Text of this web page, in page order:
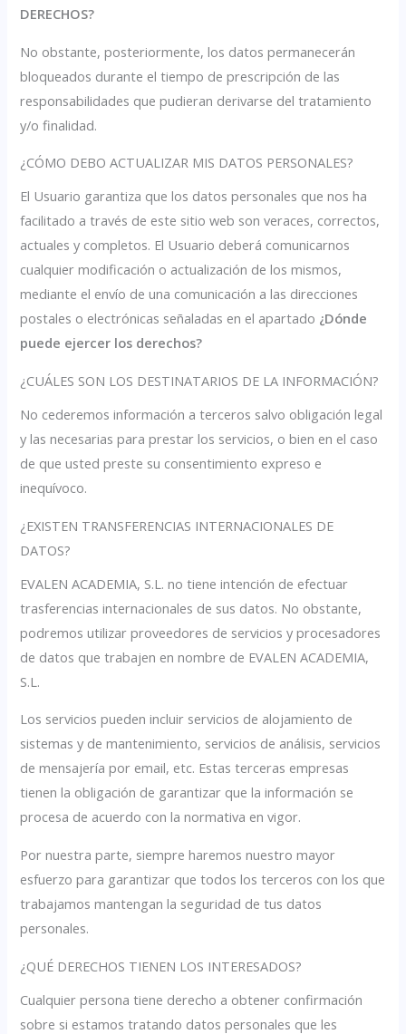
DERECHOS?
No obstante, posteriormente, los datos permanecerán
bloqueados durante el tiempo de prescripción de las
responsabilidades que pudieran derivarse del tratamiento
y/o finalidad.
¿CÓMO DEBO ACTUALIZAR MIS DATOS PERSONALES?
El Usuario garantiza que los datos personales que nos ha
facilitado a través de este sitio web son veraces, correctos,
actuales y completos. El Usuario deberá comunicarnos
cualquier modificación o actualización de los mismos,
mediante el envío de una comunicación a las direcciones
postales o electrónicas señaladas en el apartado ¿Dónde
puede ejercer los derechos?
¿CUÁLES SON LOS DESTINATARIOS DE LA INFORMACIÓN?
No cederemos información a terceros salvo obligación legal
y las necesarias para prestar los servicios, o bien en el caso
de que usted preste su consentimiento expreso e
inequívoco.
¿EXISTEN TRANSFERENCIAS INTERNACIONALES DE
DATOS?
EVALEN ACADEMIA, S.L. no tiene intención de efectuar
trasferencias internacionales de sus datos. No obstante,
podremos utilizar proveedores de servicios y procesadores
de datos que trabajen en nombre de EVALEN ACADEMIA,
S.L.
Los servicios pueden incluir servicios de alojamiento de
sistemas y de mantenimiento, servicios de análisis, servicios
de mensajería por email, etc. Estas terceras empresas
tienen la obligación de garantizar que la información se
procesa de acuerdo con la normativa en vigor.
Por nuestra parte, siempre haremos nuestro mayor
esfuerzo para garantizar que todos los terceros con los que
trabajamos mantengan la seguridad de tus datos
personales.
¿QUÉ DERECHOS TIENEN LOS INTERESADOS?
Cualquier persona tiene derecho a obtener confirmación
sobre si estamos tratando datos personales que les